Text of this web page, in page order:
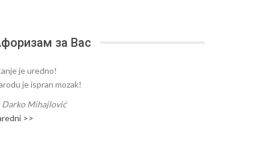
за Вас
je uredno!
je ispran mozak!
Darko Mihajlović
>>